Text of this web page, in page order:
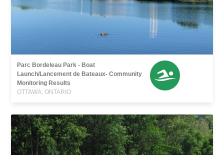
Parc Bordeleau Park - Boat
Launch/Lancement de Bateaux- Community
Monitoring Results
OTTAWA, ONTARIO